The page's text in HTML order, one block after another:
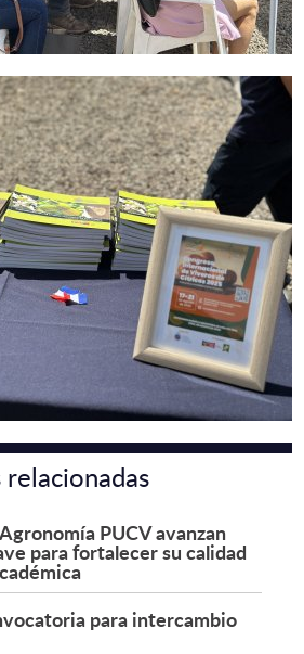
PUCV avanzan
para fortalecer su calidad
para intercambio